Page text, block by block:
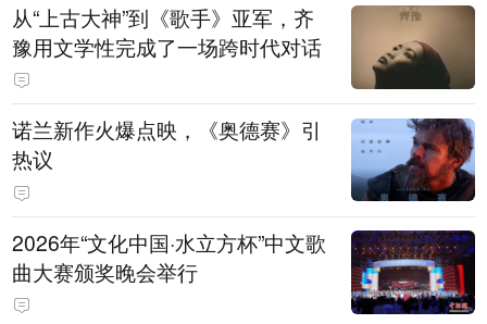
从“上古大神”到《歌手》亚军，齐
豫用文学性完成了一场跨时代对话
诺兰新作火爆点映，《奥德赛》引
热议
2026年“文化中国·水立方杯”中文歌
曲大赛颁奖晚会举行